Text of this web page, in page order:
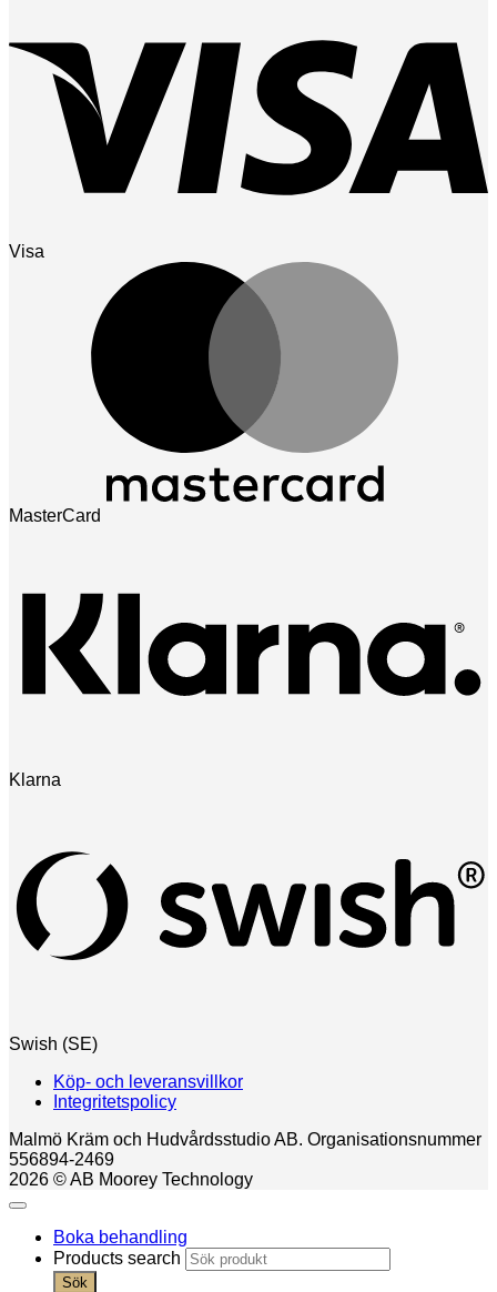
Visa
MasterCard
Klarna
Swish (SE)
Köp- och leveransvillkor
Integritetspolicy
Malmö Kräm och Hudvårdsstudio AB. Organisationsnummer
556894-2469
2026 © AB Moorey Technology
Boka behandling
Products search
Sök